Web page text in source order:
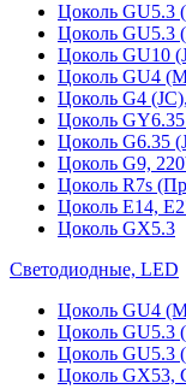
Цоколь GU5.3
Цоколь GU5.3
Цоколь GU10
Цоколь GU4
Цоколь G4
Цоколь
Цоколь G6.35
Цоколь G9,
Цоколь R7s
Цоколь E14,
Цоколь GX5.3
Светодиодные, LED
Цоколь GU4
Цоколь GU5.3
Цоколь GU5.3
Цоколь GX53,